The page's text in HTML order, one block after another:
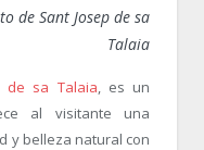
de Sant Josep de sa
Talaia
de sa Talaia, es un
al visitante una
y belleza natural con